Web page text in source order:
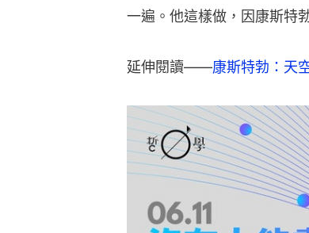
一遍。他這樣做，因康斯特
延伸閱讀——康斯特勃：天